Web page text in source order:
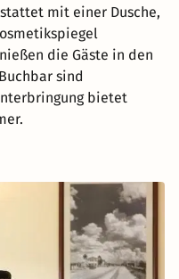
mit einer Dusche,
die Gäste in den
sind
bietet